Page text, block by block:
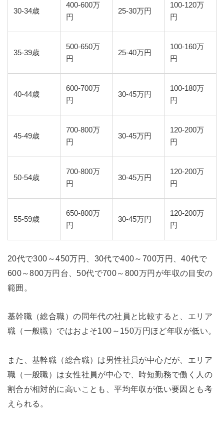
30-34歳
400-600万
円
25-30万円
100-120万
円
35-39歳
500-650万
円
25-40万円
100-160万
円
40-44歳
600-700万
円
30-45万円
100-180万
円
45-49歳
700-800万
円
30-45万円
120-200万
円
50-54歳
700-800万
円
30-45万円
120-200万
円
55-59歳
650-800万
円
30-45万円
120-200万
円
20代で300～450万円、30代で400～700万円、40代で
600～800万円台、50代で700～800万円が年収の目安の
範囲。
基幹職（総合職）の同年代の社員と比較すると、エリア
職（一般職）ではおよそ100～150万円ほど年収が低い。
また、基幹職（総合職）は男性社員が中心だが、エリア
職（一般職）は女性社員が中心で、時短勤務で働く人の
割合が相対的に高いことも、平均年収が低い要因とも考
えられる。